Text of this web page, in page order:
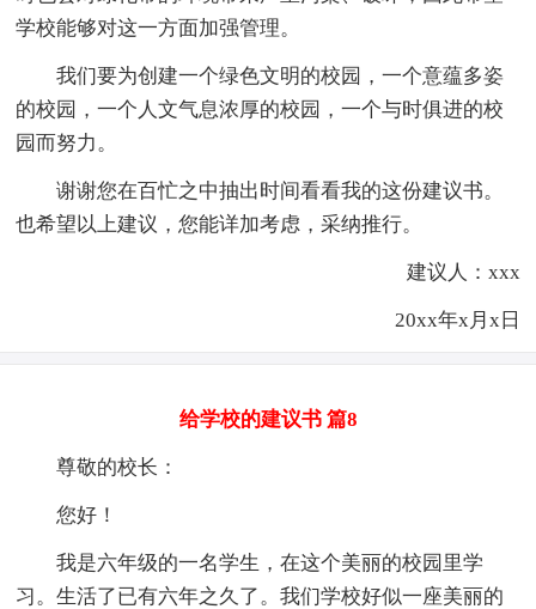
学校能够对这一方面加强管理。
我们要为创建一个绿色文明的校园，一个意蕴多姿
的校园，一个人文气息浓厚的校园，一个与时俱进的校
园而努力。
谢谢您在百忙之中抽出时间看看我的这份建议书。
也希望以上建议，您能详加考虑，采纳推行。
建议人：xxx
20xx年x月x日
给学校的建议书 篇8
尊敬的校长：
您好！
我是六年级的一名学生，在这个美丽的校园里学
习。生活了已有六年之久了。我们学校好似一座美丽的